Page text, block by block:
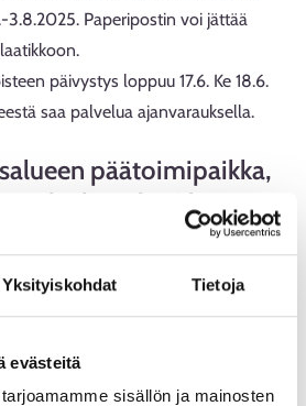
Yksityiskohdat Tietoja
evästeitä
sisällön ja mainosten
3.8.2025. Paperipostin voi jättää
päivystys loppuu 17.6. Ke 18.6.
saa palvelua ajanvarauksella.
päätoimipaikka,
sekä Ohjaamo
kesän normaalien
klo 9-12 (lukuun ottamatta pe 6.6. ja